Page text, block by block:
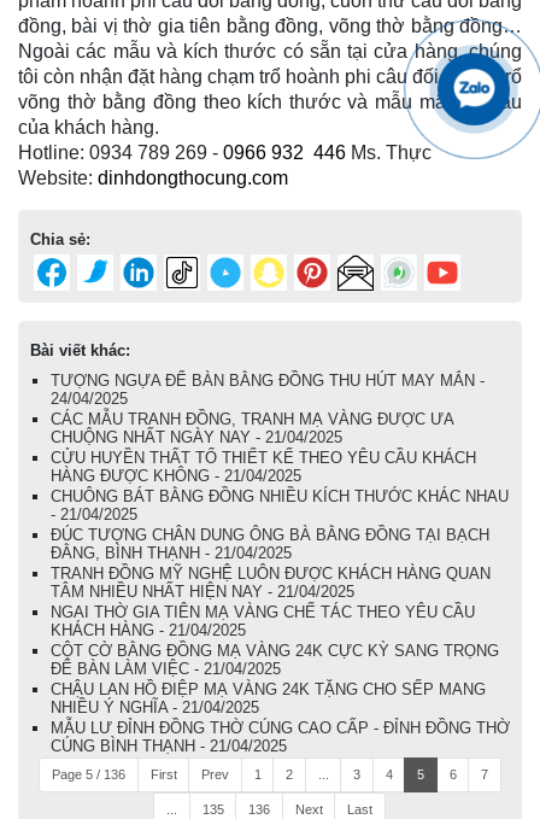
đồng, bài vị thờ gia tiên bằng đồng, võng thờ bằng đồng…
Ngoài các mẫu và kích thước có sẵn tại cửa hàng, chúng
tôi còn nhận đặt hàng chạm trổ hoành phi câu đối, chạm trổ
võng thờ bằng đồng theo kích thước và mẫu mã yêu cầu
của khách hàng.
Hotline: 0934 789 269 - 0966 932 446 Ms. Thực
Website: dinhdongthocung.com
Chia sẻ:
Bài viết khác:
TƯỢNG NGỰA ĐỂ BÀN BẰNG ĐỒNG THU HÚT MAY MẮN -
24/04/2025
CÁC MẪU TRANH ĐỒNG, TRANH MẠ VÀNG ĐƯỢC ƯA
CHUỘNG NHẤT NGÀY NAY - 21/04/2025
CỬU HUYỀN THẤT TỔ THIẾT KẾ THEO YÊU CẦU KHÁCH
HÀNG ĐƯỢC KHÔNG - 21/04/2025
CHUÔNG BÁT BẰNG ĐỒNG NHIỀU KÍCH THƯỚC KHÁC NHAU
- 21/04/2025
ĐÚC TƯỢNG CHÂN DUNG ÔNG BÀ BẰNG ĐỒNG TẠI BẠCH
ĐẰNG, BÌNH THẠNH - 21/04/2025
TRANH ĐỒNG MỸ NGHỆ LUÔN ĐƯỢC KHÁCH HÀNG QUAN
TÂM NHIỀU NHẤT HIỆN NAY - 21/04/2025
NGAI THỜ GIA TIÊN MẠ VÀNG CHẾ TÁC THEO YÊU CẦU
KHÁCH HÀNG - 21/04/2025
CỘT CỜ BẰNG ĐỒNG MẠ VÀNG 24K CỰC KỲ SANG TRỌNG
ĐỂ BÀN LÀM VIỆC - 21/04/2025
CHẬU LAN HỒ ĐIỆP MẠ VÀNG 24K TẶNG CHO SẾP MANG
NHIỀU Ý NGHĨA - 21/04/2025
MẪU LƯ ĐỈNH ĐỒNG THỜ CÚNG CAO CẤP - ĐỈNH ĐỒNG THỜ
CÚNG BÌNH THẠNH - 21/04/2025
Page 5 / 136 First Prev 1 2 3 4 5 6 7
135 136 Next Last